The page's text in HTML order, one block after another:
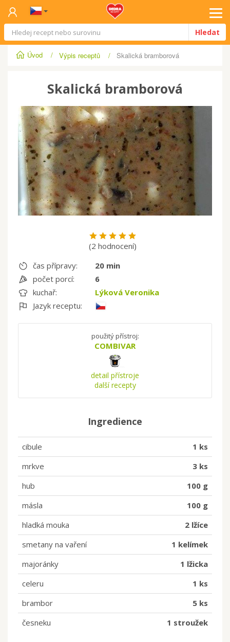
Hledat
Úvod / Výpis receptů / Skalická bramborová
Skalická bramborová
(2 hodnocení)
čas přípravy:
20 min
počet porcí:
6
kuchař:
Lýková Veronika
Jazyk receptu:
použitý přístroj:
COMBIVAR
detail přístroje
další recepty
Ingredience
cibule
1 ks
mrkve
3 ks
hub
100 g
másla
100 g
hladká mouka
2 lžíce
smetany na vaření
1 kelímek
majoránky
1 lžicka
celeru
1 ks
brambor
5 ks
česneku
1 stroužek